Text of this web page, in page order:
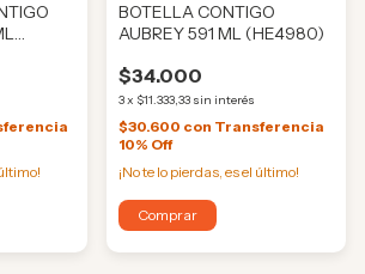
BOTELLA CONTIGO
AUBREY 591 ML (HE4980)
$34.000
3x $11.333,33 sin interés
$30.600 con Transferencia
10% Off
¡No te lo pierdas, es el último!
Comprar